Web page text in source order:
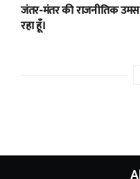
जंतर-मंतर की राजनीतिक
रहा हूँ।